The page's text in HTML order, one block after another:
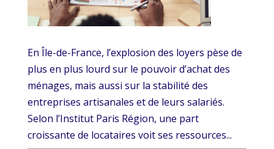
En Île-de-France, l’explosion des loyers pèse de
plus en plus lourd sur le pouvoir d’achat des
ménages, mais aussi sur la stabilité des
entreprises artisanales et de leurs salariés.
Selon l’Institut Paris Région, une part
croissante de locataires voit ses ressources...